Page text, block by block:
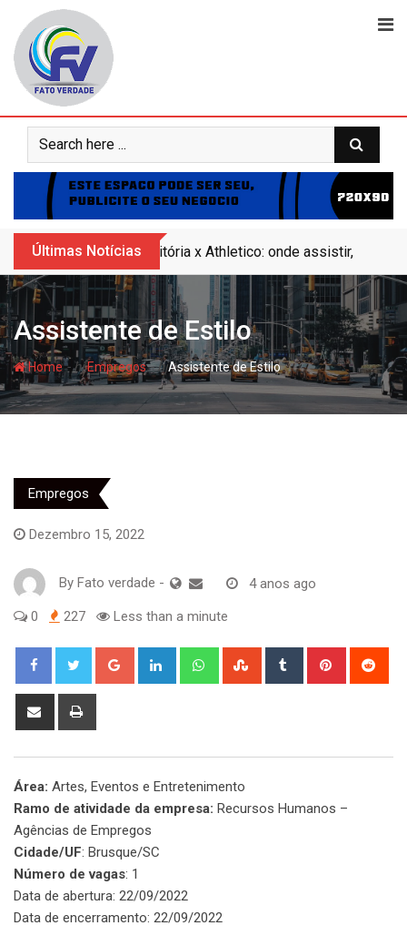
content
Últimas Notícias Vitória x Athletico: onde assistir,
Assistente de Estilo
Home- hjEmpregos- hjAssistente de Estilo
Empregos
Dezembro 15, 2022
By Fato verdade - 4 anos ago
0 227 Less than a minute
Google+ LinkedIn WhatsappStumbleUpon
Tumblr Pinterest
Share
Área: Artes, Eventos e Entretenimento
Ramo de atividade da empresa: Recursos Humanos –
Agências de Empregos
Cidade/UF: Brusque/SC
Número de vagas: 1
Data de abertura: 22/09/2022
Data de encerramento: 22/09/2022